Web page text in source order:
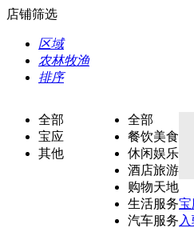
店铺筛选
区域
农林牧渔
排序
全部
宝应
其他
全部
餐饮美食
休闲娱乐
酒店旅游
购物天地
生活服务
汽车服务
宝